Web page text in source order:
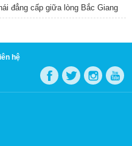
đẳng cấp giữa lòng Bắc Giang
hệ